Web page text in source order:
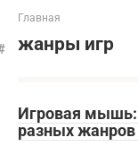
Главная
жанры игр
Игровая мышь:
разных жанров